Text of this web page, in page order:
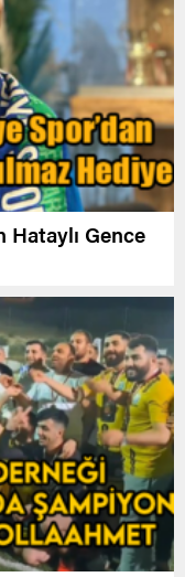
Hataylı Gence